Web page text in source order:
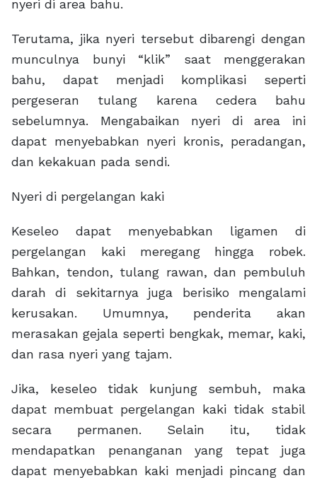
nyeri di area bahu.
Terutama, jika nyeri tersebut dibarengi dengan
munculnya bunyi “klik” saat menggerakan
bahu, dapat menjadi komplikasi seperti
pergeseran tulang karena cedera bahu
sebelumnya. Mengabaikan nyeri di area ini
dapat menyebabkan nyeri kronis, peradangan,
dan kekakuan pada sendi.
Nyeri di pergelangan kaki
Keseleo dapat menyebabkan ligamen di
pergelangan kaki meregang hingga robek.
Bahkan, tendon, tulang rawan, dan pembuluh
darah di sekitarnya juga berisiko mengalami
kerusakan. Umumnya, penderita akan
merasakan gejala seperti bengkak, memar, kaki,
dan rasa nyeri yang tajam.
Jika, keseleo tidak kunjung sembuh, maka
dapat membuat pergelangan kaki tidak stabil
secara permanen. Selain itu, tidak
mendapatkan penanganan yang tepat juga
dapat menyebabkan kaki menjadi pincang dan